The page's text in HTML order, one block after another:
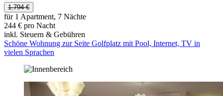
1.794 €
für 1 Apartment, 7 Nächte
244 € pro Nacht
inkl. Steuern & Gebühren
Schöne Wohnung zur Seite Golfplatz mit Pool, Internet, TV in
vielen Sprachen